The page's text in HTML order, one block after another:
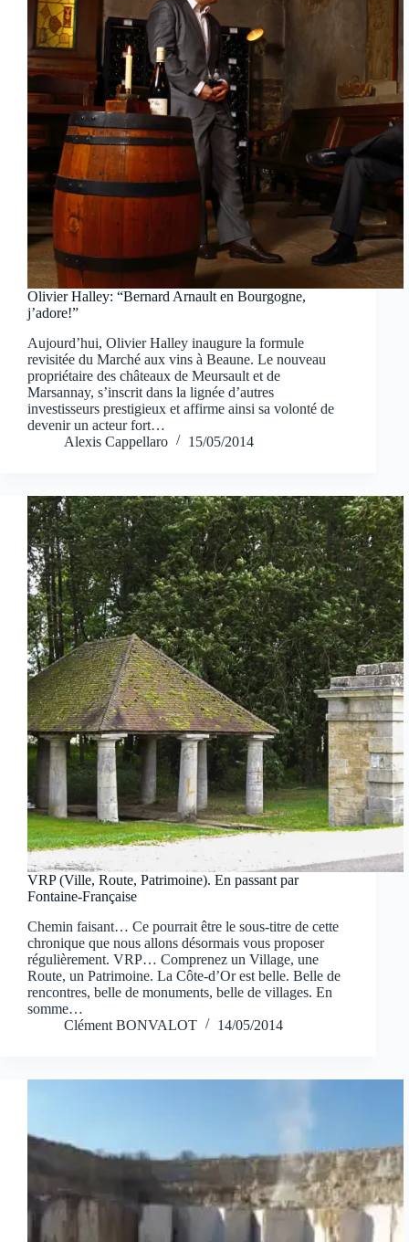
Olivier Halley: “Bernard Arnault en Bourgogne,
j’adore!”
Aujourd’hui, Olivier Halley inaugure la formule
revisitée du Marché aux vins à Beaune. Le nouveau
propriétaire des châteaux de Meursault et de
Marsannay, s’inscrit dans la lignée d’autres
investisseurs prestigieux et affirme ainsi sa volonté de
devenir un acteur fort…
Alexis Cappellaro
15/05/2014
VRP (Ville, Route, Patrimoine). En passant par
Fontaine-Française
Chemin faisant… Ce pourrait être le sous-titre de cette
chronique que nous allons désormais vous proposer
régulièrement. VRP… Comprenez un Village, une
Route, un Patrimoine. La Côte-d’Or est belle. Belle de
rencontres, belle de monuments, belle de villages. En
somme…
Clément BONVALOT
14/05/2014